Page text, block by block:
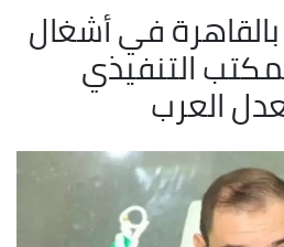
في أشغال
الـ76 للمكتب التنفيذي
العرب